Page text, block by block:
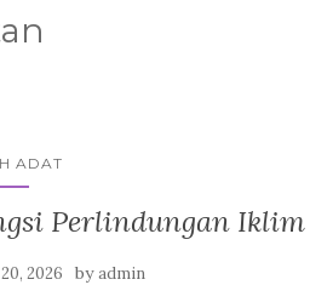
ADAT
Perlindungan
2026 byadmin